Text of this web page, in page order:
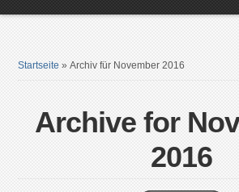
Startseite »Archiv für November 2016
Archive for
2016